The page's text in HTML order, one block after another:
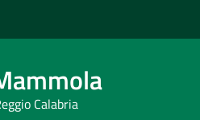
Calabria